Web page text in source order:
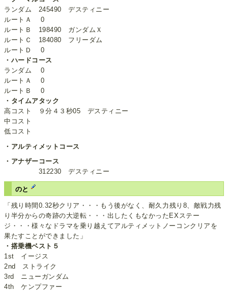
ランダム 245490 デスティニー
ルートＡ 0
ルートＢ 198490 ガンダムＸ
ルートＣ 184080 フリーダム
ルートＤ 0
・ハードコース
ランダム 0
ルートＡ 0
ルートＢ 0
・タイムアタック
高コスト ９分４３秒05 デスティニー
中コスト
低コスト
・アルティメットコース
・アナザーコース
312230 デスティニー
のと
「残り時間0.32秒クリア・・・もう後がなく、耐久力残り8、敵戦力残
り半分からの奇跡の大逆転・・・出したくもなかったEXステー
ジ・・・様々なドラマを乗り越えてアルティメットノーコンクリアを
果たすことができました」
・搭乗機ベスト５
1st イージス
2nd ストライク
3rd ニューガンダム
4th ケンプファー